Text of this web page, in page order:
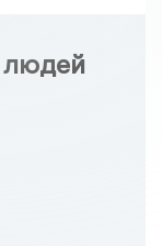
людей